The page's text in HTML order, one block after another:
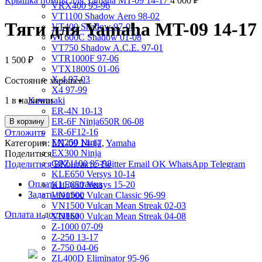
VRX400 95-96
VT1100 Shadow Aero 98-02
VT400 Shadow 97-08
VT600C Shadow 01-08
VT750 Shadow A.C.E. 97-01
VTR1000F 97-06
VTX1800S 01-06
X-4 97-03
X4 97-99
Kawasaki
ER-4N 10-13
ER-6F Ninja650R 06-08
ER-6F12-16
EX250 Ninja
EX300 Ninja
GPZ1100 95-98
KLE650 Versys 10-14
KLE650 Versys 15-20
VN1500 Vulcan Classic 96-99
VN1500 Vulcan Mean Streak 02-03
VN1600 Vulcan Mean Streak 04-08
Z-1000 07-09
Z-250 13-17
Z-750 04-06
ZL400D Eliminator 95-96
Тяги для Yamaha MT-09 14-17
1 500 ₽
Состояние хорошее.
1 в наличии
В корзину
Отложить
Категории:MT-09 14-17, Yamaha
Поделиться
Поделиться ВКонтакте Twitter Email OK WhatsApp Telegram
Оплата и доставка
Задать вопрос
Оплата и доставка